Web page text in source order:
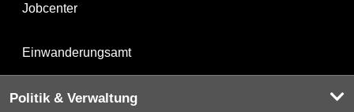
Jobcenter
Einwanderungsamt
Politik & Verwaltung